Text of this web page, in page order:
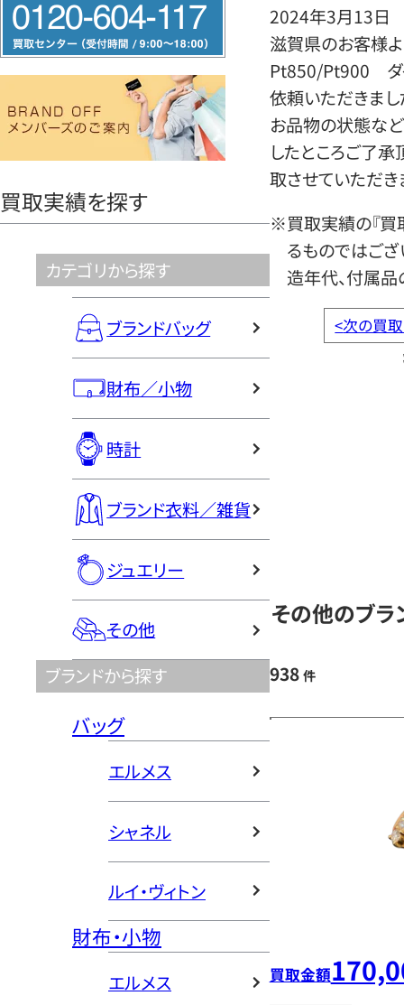
リ
ー
ヤ
買取実績を探す
カテゴリから探す
ブランドバッグ
財布／小物
時計
ブランド衣料／雑貨
ジュエリー
その他
ブランドから探す
バッグ
エルメス
シャネル
ルイ・ヴィトン
財布・小物
エルメス
2024年3月13日
滋賀県のお客様
Pt850/Pt900 ダ
依頼いただきまし
お品物の状態など
したところご了
取させていただき
※買取実績の『買
るものではござ
造年代、付属品
<次の買
その他のブラ
938 件
買取金額